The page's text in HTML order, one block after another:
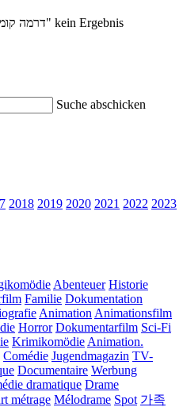
Suche abschicken
2018 2019 2020 2021 2022 2023
Abenteuer Historie
Familie Dokumentation
Animation Animationsfilm
Horror Dokumentarfilm Sci-Fi
Krimikomödie Animation.
Comédie Jugendmagazin TV-
Documentaire Werbung
dramatique Drame
métrage Mélodrame Spot 가족